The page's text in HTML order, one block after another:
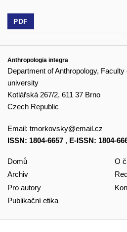
PDF
Anthropologia integra
Department of Anthropology,
university
Kotlářská 267/2, 611 37 Brno
Czech Republic
Email: tmorkovsky@email.cz
ISSN: 1804-6657 , E-ISSN: 1804-
Domů
Archiv
Pro autory
Publikační etika
O